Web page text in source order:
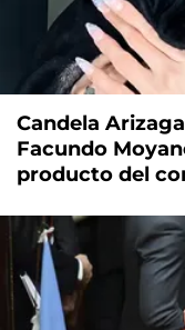
Candela
Facundo
producto del